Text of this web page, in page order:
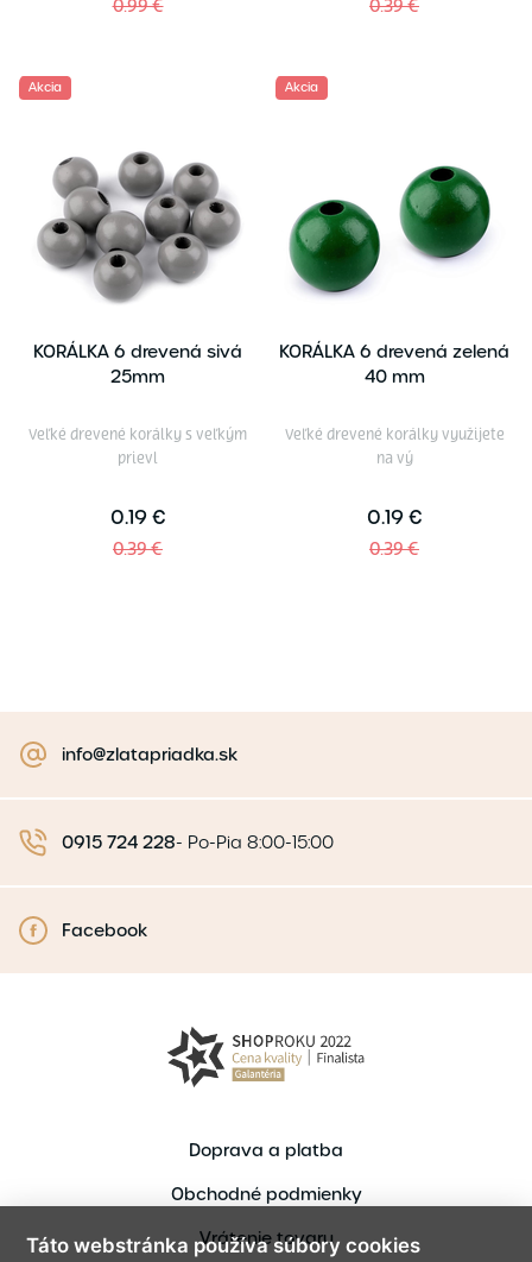
0.99 € 0.39 €
Akcia
KORÁLKA 6 drevená sivá
25mm
Veľké drevené korálky s veľkým
prievl
0.19 €
0.39 €
Akcia
KORÁLKA 6 drevená zelená
40 mm
Veľké drevené korálky využijete
na vý
0.19 €
0.39 €
info@zlatapriadka.sk
0915 724 228- Po-Pia 8:00-15:00
Facebook
Doprava a platba
Obchodné podmienky
Vrátenie tovaru
Táto webstránka používa súbory cookies